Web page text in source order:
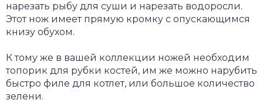
нарезать рыбу для суши и нарезать водоросли.
Этот нож имеет прямую кромку с опускающимся
книзу обухом.
К тому же в вашей коллекции ножей необходим
топорик для рубки костей, им же можно нарубить
быстро филе для котлет, или большое количество
зелени.